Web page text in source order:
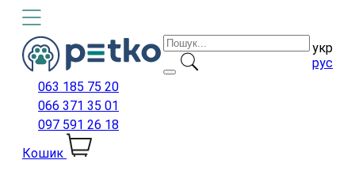
укр
рус
063 185 75 20
066 371 35 01
097 591 26 18
Кошик